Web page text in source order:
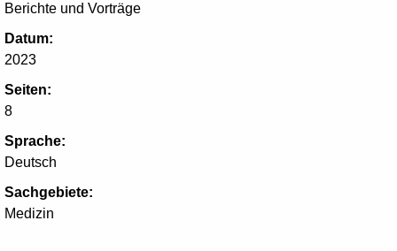
Berichte und Vorträge
Datum:
2023
Seiten:
8
Sprache:
Deutsch
Sachgebiete:
Medizin